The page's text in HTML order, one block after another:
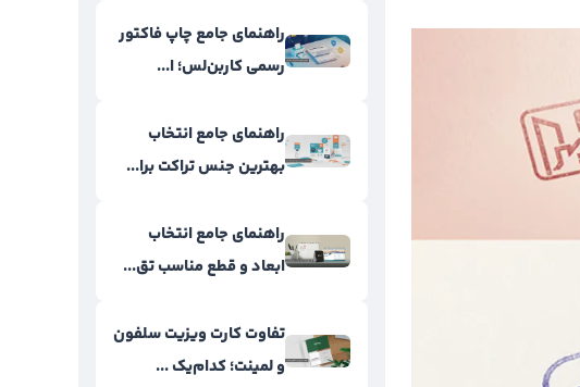
راهنمای جامع چاپ فاکتور
رسمی کاربن‌لس؛ ا...
راهنمای جامع انتخاب
بهترین جنس تراکت برا...
راهنمای جامع انتخاب
ابعاد و قطع مناسب تق...
تفاوت کارت ویزیت سلفون
و لمینت؛ کدام‌یک ...